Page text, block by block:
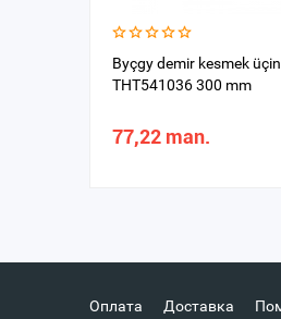
Byçgy demir kesmek üçin
THT541036 300 mm
77,22 man.
Оплата Доставка